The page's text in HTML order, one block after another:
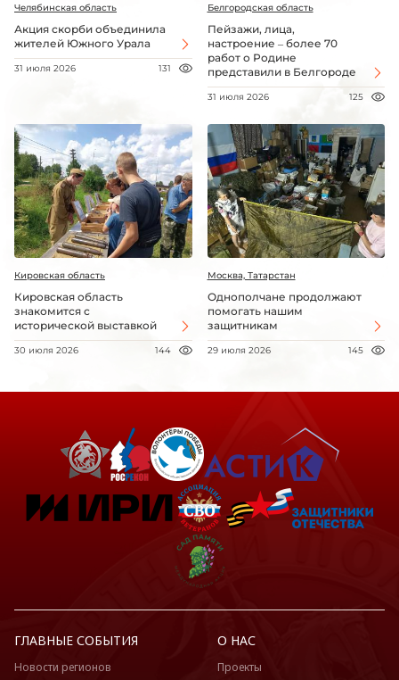
Челябинская область
Акция скорби объединила
жителей Южного Урала
31 июля 2026 131
Белгородская область
Пейзажи, лица,
настроение – более 70
работ о Родине
представили в Белгороде
31 июля 2026 125
Кировская область
Кировская область
знакомится с
исторической выставкой
30 июля 2026 144
Москва, Татарстан
Однополчане продолжают
помогать нашим
защитникам
29 июля 2026 145
ГЛАВНЫЕ СОБЫТИЯ
Новости регионов
О НАС
Проекты